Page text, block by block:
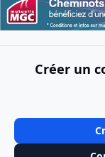
Créer un